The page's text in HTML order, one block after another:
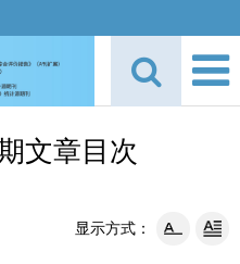
文章目次
显示方式：